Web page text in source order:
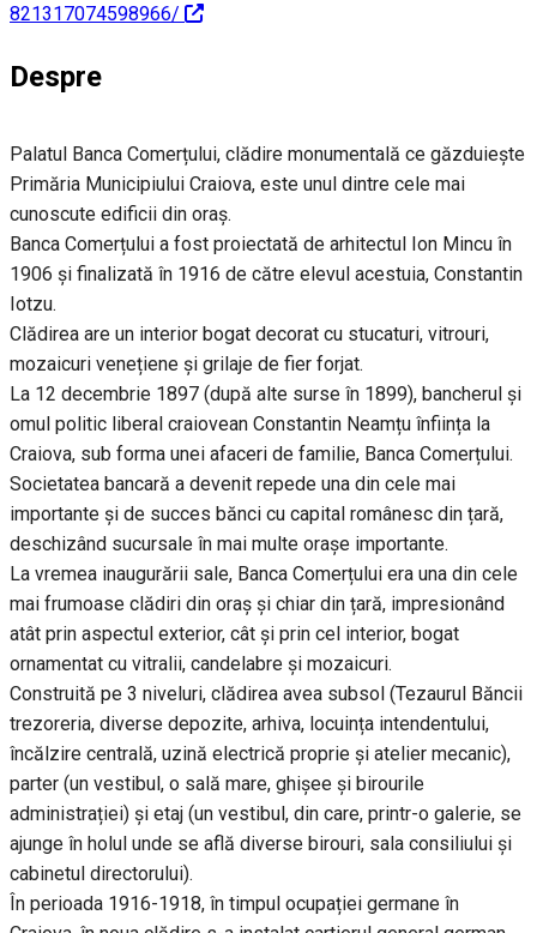
821317074598966/
Despre
Palatul Banca Comerțului, clădire monumentală ce găzduiește
Primăria Municipiului Craiova, este unul dintre cele mai
cunoscute edificii din oraș.
Banca Comerțului a fost proiectată de arhitectul Ion Mincu în
1906 și finalizată în 1916 de către elevul acestuia, Constantin
Iotzu.
Clădirea are un interior bogat decorat cu stucaturi, vitrouri,
mozaicuri venețiene și grilaje de fier forjat.
La 12 decembrie 1897 (după alte surse în 1899), bancherul și
omul politic liberal craiovean Constantin Neamțu înființa la
Craiova, sub forma unei afaceri de familie, Banca Comerțului.
Societatea bancară a devenit repede una din cele mai
importante și de succes bănci cu capital românesc din țară,
deschizând sucursale în mai multe orașe importante.
La vremea inaugurării sale, Banca Comerțului era una din cele
mai frumoase clădiri din oraș și chiar din țară, impresionând
atât prin aspectul exterior, cât și prin cel interior, bogat
ornamentat cu vitralii, candelabre și mozaicuri.
Construită pe 3 niveluri, clădirea avea subsol (Tezaurul Băncii
trezoreria, diverse depozite, arhiva, locuința intendentului,
încălzire centrală, uzină electrică proprie și atelier mecanic),
parter (un vestibul, o sală mare, ghișee și birourile
administrației) și etaj (un vestibul, din care, printr-o galerie, se
ajunge în holul unde se află diverse birouri, sala consiliului și
cabinetul directorului).
În perioada 1916-1918, în timpul ocupației germane în